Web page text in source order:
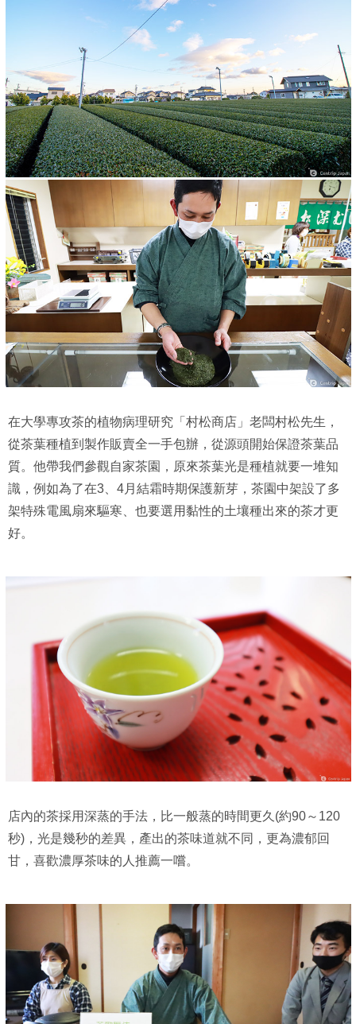
在大學專攻茶的植物病理研究「村松商店」老闆村松先生，
從茶葉種植到製作販賣全一手包辦，從源頭開始保證茶葉品
質。他帶我們參觀自家茶園，原來茶葉光是種植就要一堆知
識，例如為了在3、4月結霜時期保護新芽，茶園中架設了多
架特殊電風扇來驅寒、也要選用黏性的土壤種出來的茶才更
好。
店內的茶採用深蒸的手法，比一般蒸的時間更久(約90～120
秒)，光是幾秒的差異，產出的茶味道就不同，更為濃郁回
甘，喜歡濃厚茶味的人推薦一嚐。